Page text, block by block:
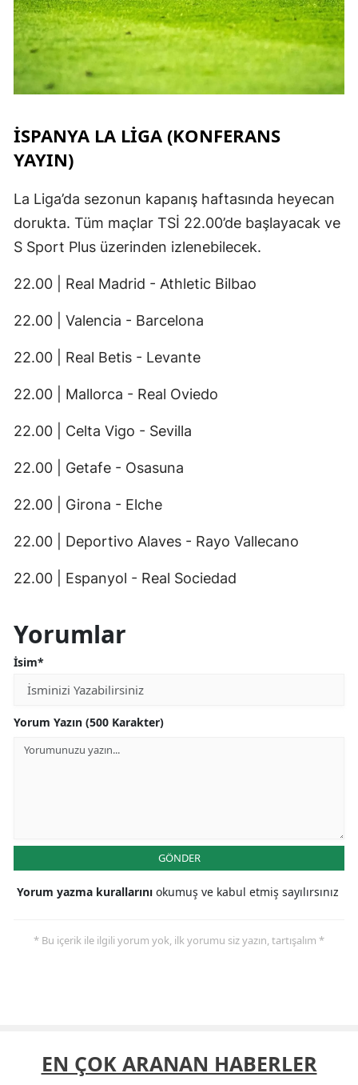
İSPANYA LA LIGA (KONFERANS
YAYIN)
La Liga’da sezonun kapanış haftasında heyecan
dorukta. Tüm maçlar TSİ 22.00’de başlayacak ve
S Sport Plus üzerinden izlenebilecek.
22.00 | Real Madrid - Athletic Bilbao
22.00 | Valencia - Barcelona
22.00 | Real Betis - Levante
22.00 | Mallorca - Real Oviedo
22.00 | Celta Vigo - Sevilla
22.00 | Getafe - Osasuna
22.00 | Girona - Elche
22.00 | Deportivo Alaves - Rayo Vallecano
22.00 | Espanyol - Real Sociedad
Yorumlar
İsim*
Yorum Yazın (500 Karakter)
GÖNDER
Yorum yazma kurallarını okumuş ve kabul etmiş sayılırsınız
* Bu içerik ile ilgili yorum yok, ilk yorumu siz yazın, tartışalım *
EN ÇOK ARANAN HABERLER